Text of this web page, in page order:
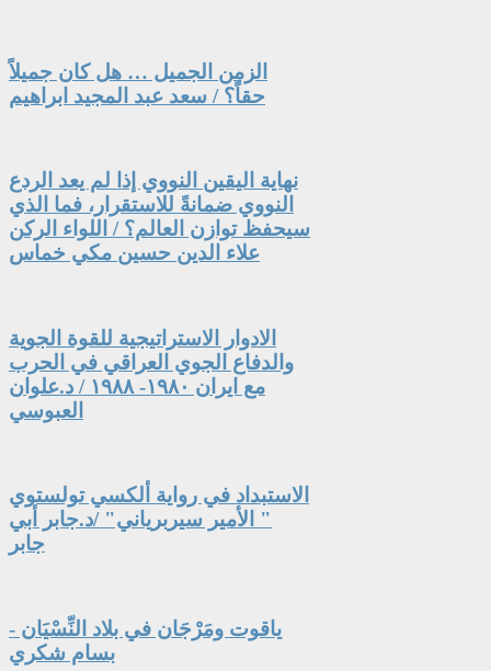
الزمن الجميل … هل كان جميلاً
حقاً؟ / سعد عبد المجيد ابراهيم
نهاية اليقين النووي إذا لم يعد الردع
النووي ضمانةً للاستقرار، فما الذي
سيحفظ توازن العالم؟ / اللواء الركن
علاء الدين حسين مكي خماس
الادوار الاستراتيجية للقوة الجوية
والدفاع الجوي العراقي في الحرب
مع ايران ١٩٨٠- ١٩٨٨ / د.علوان
العبوسي
الاستبداد في رواية ألكسي تولستوي
" الأمير سيربرياني" /د.جابر أبي
جابر
ياقوت ومَرْجَان في بلاد النِّسْيَان -
بسام شكري